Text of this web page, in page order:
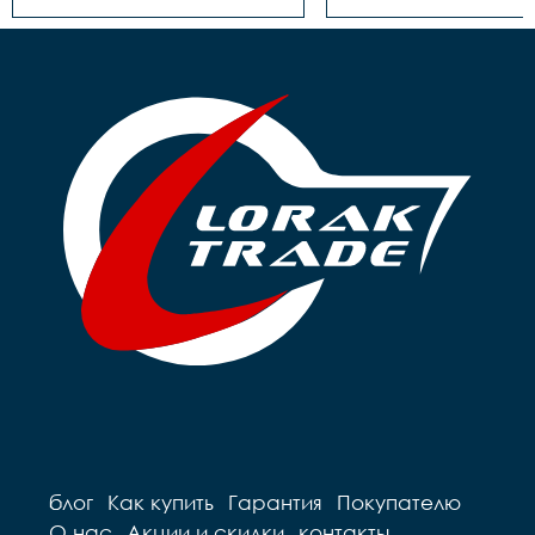
кассета	- Звездочка,
Крылья	- Есть
Педали	- Пластик
Вес	- 10.7 кг
под гайку
Педали	- Пластик
Вес	- 9.76 кг
блог Как купить Гарантия
Покупателю